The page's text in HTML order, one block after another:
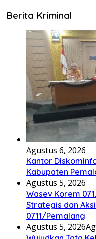
Berita Kriminal
Agustus 6, 2026
Kantor
Kabupaten
Agustus 5, 2026
Wasev Korem
Strategis dan
0711/Pemalang
Agustus 5, 2026